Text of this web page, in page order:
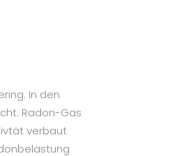
In den
Radon-Gas
verbaut